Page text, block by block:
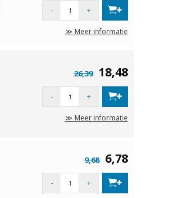
- +
≫ Meer informatie
26,39 18,48
- +
≫ Meer informatie
9,68 6,78
- +